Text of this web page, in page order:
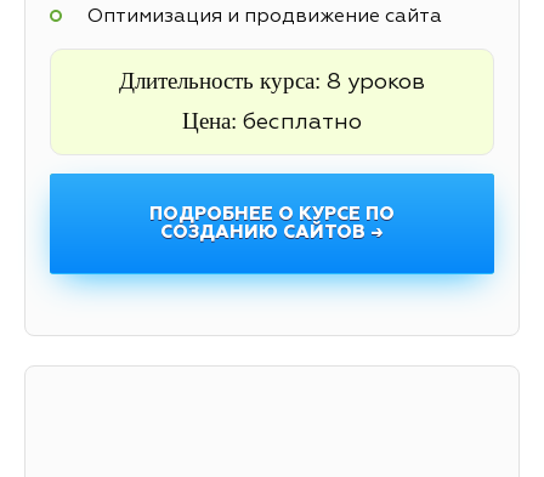
Оптимизация и продвижение сайта
Длительность курса: 8 уроков
Цена: бесплатно
ПОДРОБНЕЕ О КУРСЕ ПО
СОЗДАНИЮ САЙТОВ →